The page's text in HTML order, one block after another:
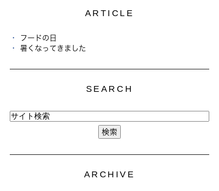
ARTICLE
フードの日
暑くなってきました
SEARCH
ARCHIVE